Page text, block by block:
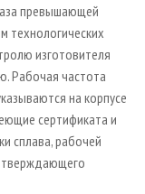
превышающей
технологических
изготовителя
Рабочая частота
на корпусе
сертификата и
сплава, рабочей